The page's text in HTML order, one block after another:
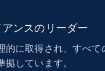
url, Mouser part
Image,
and more.
ンスのリーダー
的に取得され、すべて
拠しています。